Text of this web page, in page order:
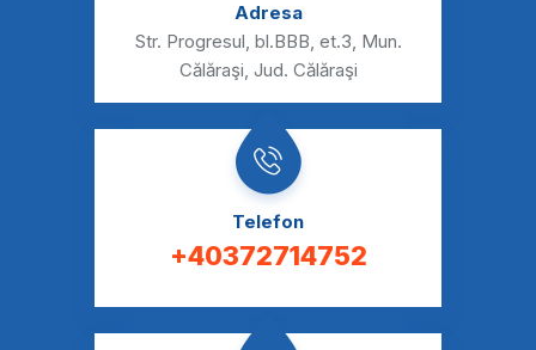
Adresa
Str. Progresul, bl.BBB, et.3, Mun.
Călăraşi, Jud. Călăraşi
Telefon
+40372714752